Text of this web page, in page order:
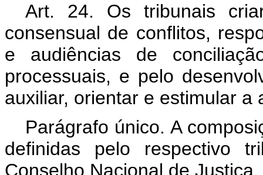
Art. 24. Os tribunais
consensual de conflitos,
e audiências de
processuais, e pelo
auxiliar, orientar e estimular a
Parágrafo único. A
definidas pelo respectivo
Conselho Nacional de Justiça.